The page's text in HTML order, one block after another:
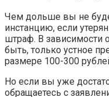
Чем дольше вы не
инстанцию, если
штраф. В зависимости
быть, только устное
размере 100-300
Но если вы уже
обращаетесь с